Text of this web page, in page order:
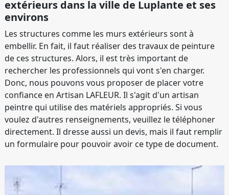
extérieurs dans la ville de Luplante et ses
environs
Les structures comme les murs extérieurs sont à
embellir. En fait, il faut réaliser des travaux de peinture
de ces structures. Alors, il est très important de
rechercher les professionnels qui vont s'en charger.
Donc, nous pouvons vous proposer de placer votre
confiance en Artisan LAFLEUR. Il s'agit d'un artisan
peintre qui utilise des matériels appropriés. Si vous
voulez d'autres renseignements, veuillez le téléphoner
directement. Il dresse aussi un devis, mais il faut remplir
un formulaire pour pouvoir avoir ce type de document.